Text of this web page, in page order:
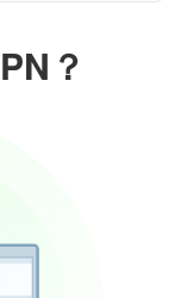
？